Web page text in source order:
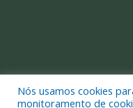
Todos
Nós usamos cookies
monitoramento de